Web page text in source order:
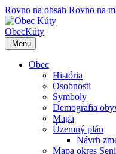
Rovno na obsah Rovno na
ObecKúty
Menu
Obec
História
Osobnosti
Symboly
Demografia
Mapa
Územný plán
Návrh
Mapa okres